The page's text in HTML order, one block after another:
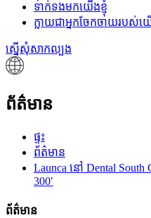
ទាក់ទងមកយើងខ្ញុំ
ក្លាយជាអ្នកចែកចាយរបស់យ
ស្នើសុំសាកល្បង
ព័ត៌មាន
ផ្ទះ
ព័ត៌មាន
Launca នៅ Dental South
300′
ព័ត៌មាន